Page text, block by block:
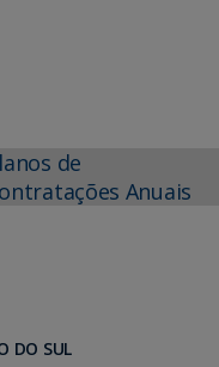
de
Anuais
DO SUL